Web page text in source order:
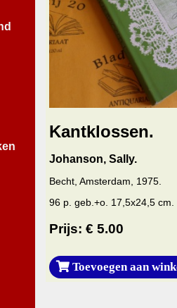
Kantklossen.
Johanson, Sally.
Becht, Amsterdam, 1975.
96 p. geb.+o. 17,5x24,5
Prijs: € 5.00
Toevoegen aan